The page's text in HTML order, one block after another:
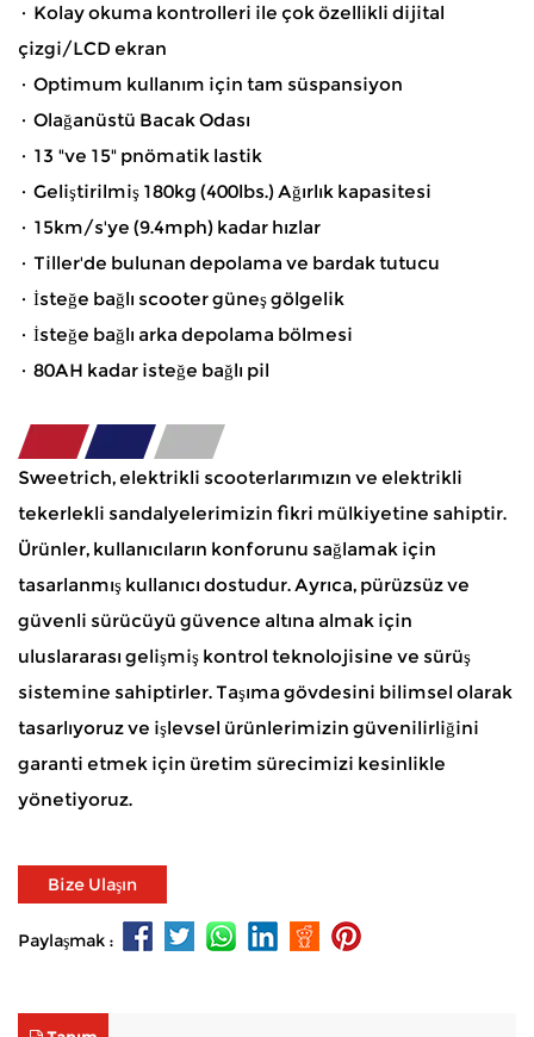
· Kolay okuma kontrolleri ile çok özellikli dijital
çizgi/LCD ekran
· Optimum kullanım için tam süspansiyon
· Olağanüstü Bacak Odası
· 13 "ve 15" pnömatik lastik
· Geliştirilmiş 180kg (400lbs.) Ağırlık kapasitesi
· 15km/s'ye (9.4mph) kadar hızlar
· Tiller'de bulunan depolama ve bardak tutucu
· İsteğe bağlı scooter güneş gölgelik
· İsteğe bağlı arka depolama bölmesi
· 80AH kadar isteğe bağlı pil
Sweetrich, elektrikli scooterlarımızın ve elektrikli
tekerlekli sandalyelerimizin fikri mülkiyetine sahiptir.
Ürünler, kullanıcıların konforunu sağlamak için
tasarlanmış kullanıcı dostudur. Ayrıca, pürüzsüz ve
güvenli sürücüyü güvence altına almak için
uluslararası gelişmiş kontrol teknolojisine ve sürüş
sistemine sahiptirler. Taşıma gövdesini bilimsel olarak
tasarlıyoruz ve işlevsel ürünlerimizin güvenilirliğini
garanti etmek için üretim sürecimizi kesinlikle
yönetiyoruz.
Bize Ulaşın
Paylaşmak :